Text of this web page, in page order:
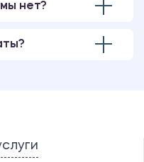
нет?